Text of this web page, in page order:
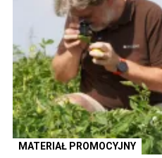
MATERIAŁ PROMOCYJNY